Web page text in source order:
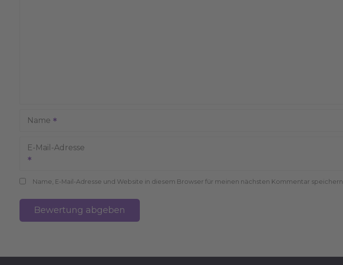
Name
E-Mail-Adresse
Name, E-Mail-Adresse und Website in diesem Browser für meinen nächsten Kommentar speichern.